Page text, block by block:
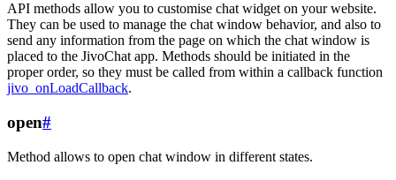
API methods allow you to customise chat widget on your website.
They can be used to manage the chat window behavior, and also to
send any information from the page on which the chat window is
placed to the JivoChat app. Methods should be initiated in the
proper order, so they must be called from within a callback function
jivo_onLoadCallback.
open#
Method allows to open chat window in different states.